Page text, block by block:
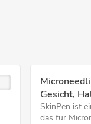
Gesicht,
SkinPen ist
das für